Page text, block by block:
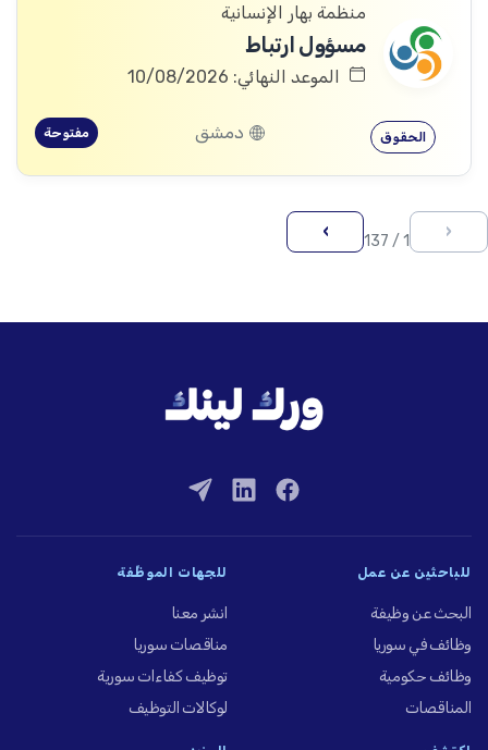
منظمة بهار الإنسانية
مسؤول ارتباط
الموعد النهائي: 10/08/2026
الحقوق دمشق مفتوحة
‹
1 / 137
›
للباحثين عن عمل
البحث عن وظيفة
وظائف في سوريا
وظائف حكومية
المناقصات
للجهات الموظِّفة
انشر معنا
مناقصات سوريا
توظيف كفاءات سورية
لوكالات التوظيف